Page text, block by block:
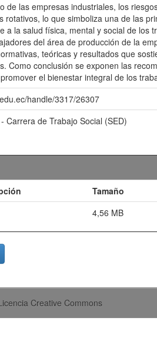
de las empresas industriales, los
rotativos, lo que simboliza una de las
a la salud física, mental y social de los
del área de producción de la
teóricas y resultados que
Como conclusión se exponen las
el bienestar integral de los
handle/3317/26307
Carrera de Trabajo Social (SED)
Tamaño
4,56 MB
Creative Commons